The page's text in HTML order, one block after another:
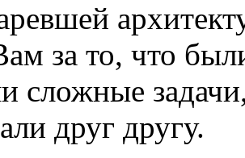
за то, что
сложные
друг другу.